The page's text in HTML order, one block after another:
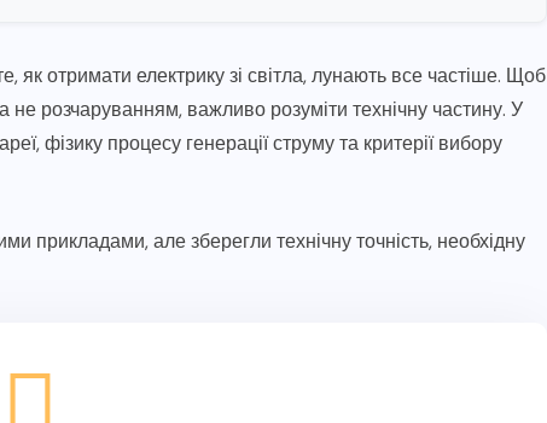
як отримати електрику зі світла, лунають все частіше. Щоб
розчаруванням, важливо розуміти технічну частину. У
фізику процесу генерації струму та критерії вибору
прикладами, але зберегли технічну точність, необхідну